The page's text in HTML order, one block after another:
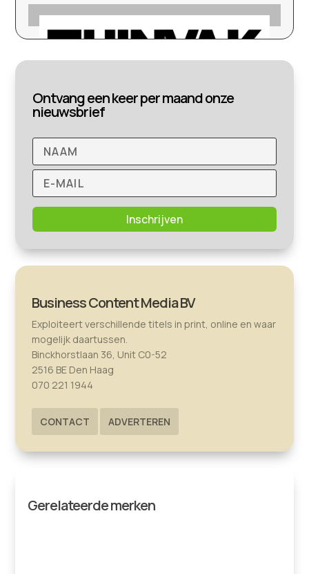
Ontvang een keer per maand onze
nieuwsbrief
Inschrijven
Business Content Media BV
Exploiteert verschillende titels in print, online en waar
mogelijk daartussen.
Binckhorstlaan 36, Unit C0-52
2516 BE Den Haag
070 221 1944
CONTACT ADVERTEREN
Gerelateerde merken